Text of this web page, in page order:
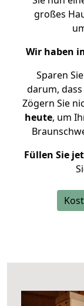
großes
Wir haben
Sparen
darum,
Zögern Sie
heute, um
Füllen Sie